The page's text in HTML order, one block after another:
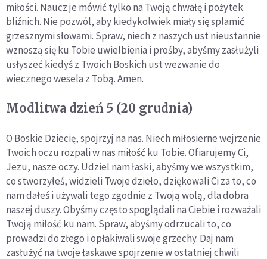
miłości. Naucz je mówić tylko na Twoją chwałę i pożytek
bliźnich. Nie pozwól, aby kiedykolwiek miały się splamić
grzesznymi słowami. Spraw, niech z naszych ust nieustannie
wznoszą się ku Tobie uwielbienia i prośby, abyśmy zasłużyli
usłyszeć kiedyś z Twoich Boskich ust wezwanie do
wiecznego wesela z Tobą. Amen.
Modlitwa dzień 5 (20 grudnia)
O Boskie Dziecię, spojrzyj na nas. Niech miłosierne wejrzenie
Twoich oczu rozpali w nas miłość ku Tobie. Ofiarujemy Ci,
Jezu, nasze oczy. Udziel nam łaski, abyśmy we wszystkim,
co stworzyłeś, widzieli Twoje dzieło, dziękowali Ci za to, co
nam dałeś i używali tego zgodnie z Twoją wolą, dla dobra
naszej duszy. Obyśmy często spoglądali na Ciebie i rozważali
Twoją miłość ku nam. Spraw, abyśmy odrzucali to, co
prowadzi do złego i opłakiwali swoje grzechy. Daj nam
zasłużyć na twoje łaskawe spojrzenie w ostatniej chwili